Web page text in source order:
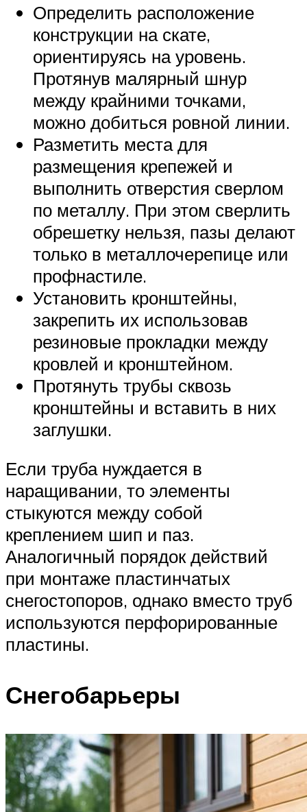
Определить расположение
конструкции на скате,
ориентируясь на уровень.
Протянув малярный шнур
между крайними точками,
можно добиться ровной линии.
Разметить места для
размещения крепежей и
выполнить отверстия сверлом
по металлу. При этом сверлить
обрешетку нельзя, пазы делают
только в металлочерепице или
профнастиле.
Установить кронштейны,
закрепить их использовав
резиновые прокладки между
кровлей и кронштейном.
Протянуть трубы сквозь
кронштейны и вставить в них
заглушки.
Если труба нуждается в
наращивании, то элементы
стыкуются между собой
креплением шип и паз.
Аналогичный порядок действий
при монтаже пластинчатых
снегостопоров, однако вместо труб
используются перфорированные
пластины.
Снегобарьеры